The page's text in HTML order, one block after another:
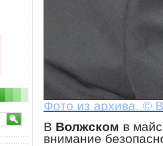
Фото из архива. ©
В Волжском в
внимание